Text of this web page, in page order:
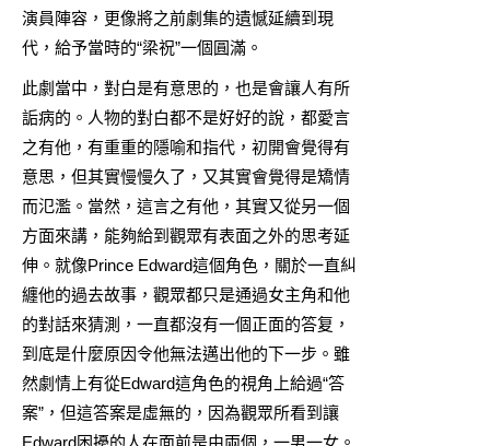
演員陣容，更像將之前劇集的遺憾延續到現
代，給予當時的“梁祝”一個圓滿。
此劇當中，對白是有意思的，也是會讓人有所
詬病的。人物的對白都不是好好的說，都愛言
之有他，有重重的隱喻和指代，初開會覺得有
意思，但其實慢慢久了，又其實會覺得是矯情
而氾濫。當然，這言之有他，其實又從另一個
方面來講，能夠給到觀眾有表面之外的思考延
伸。就像Prince Edward這個角色，關於一直糾
纏他的過去故事，觀眾都只是通過女主角和他
的對話來猜測，一直都沒有一個正面的答复，
到底是什麼原因令他無法邁出他的下一步。雖
然劇情上有從Edward這角色的視角上給過“答
案”，但這答案是虛無的，因為觀眾所看到讓